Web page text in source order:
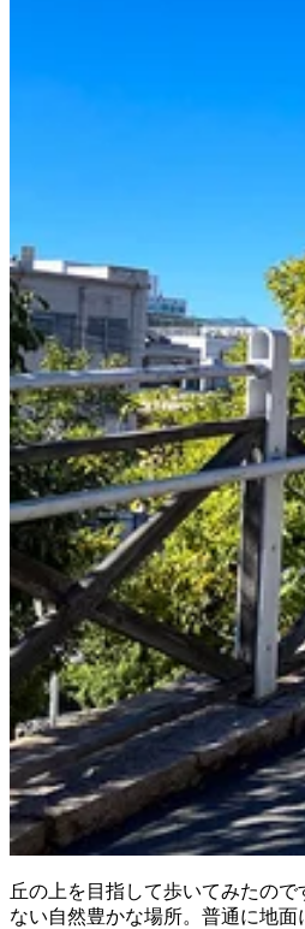
丘の上を目指して歩いてみたので
ない自然豊かな場所。普通に地